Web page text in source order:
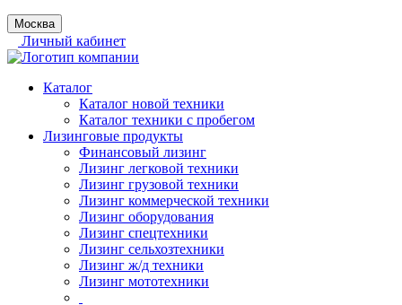
Москва
Личный кабинет
Каталог
Каталог новой техники
Каталог техники с пробегом
Лизинговые продукты
Финансовый лизинг
Лизинг легковой техники
Лизинг грузовой техники
Лизинг коммерческой техники
Лизинг оборудования
Лизинг спецтехники
Лизинг сельхозтехники
Лизинг ж/д техники
Лизинг мототехники